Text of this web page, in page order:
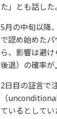
た」とも話した。
5月の中旬以降
で認め始めた
ら、影響は避
後退）の確率が
2日目の証言で
（
ているとして